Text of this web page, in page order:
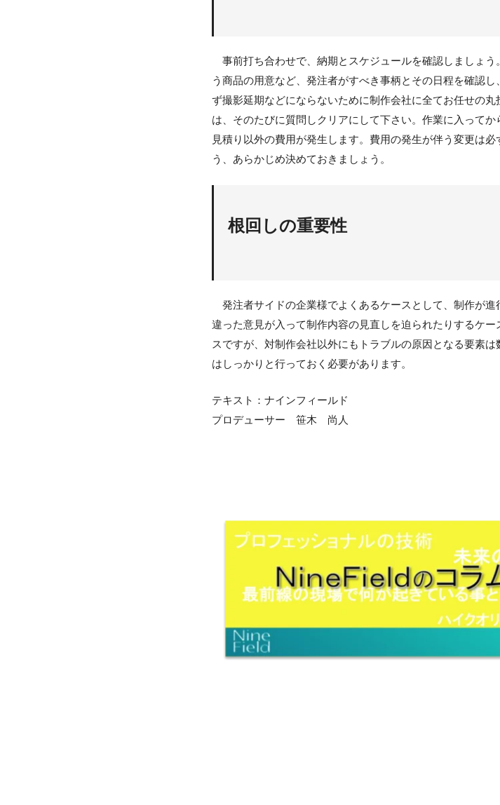
事前打ち合わせで、納期とスケジュールを確認しましょ
う商品の用意など、発注者がすべき事柄とその日程を確認
ず撮影延期などにならないために制作会社に全てお任せの
は、そのたびに質問しクリアにして下さい。作業に入って
見積り以外の費用が発生します。費用の発生が伴う変更は
う、あらかじめ決めておきましょう。
根回しの重要性
発注者サイドの企業様でよくあるケースとして、制作が
違った意見が入って制作内容の見直しを迫られたりするケ
スですが、対制作会社以外にもトラブルの原因となる要素
はしっかりと行っておく必要があります。
テキスト：ナインフィールド
プロデューサー 笹木 尚人